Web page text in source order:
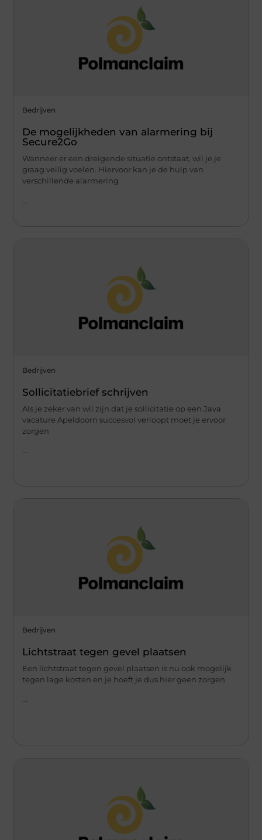
Bedrijven
De mogelijkheden van alarmering bij
Secure2Go
Wanneer er een dreigende situatie ontstaat, wil je je
graag veilig voelen. Hiervoor kan je de hulp van
verschillende alarmering
Bedrijven
Sollicitatiebrief schrijven
Als je zeker van wil zijn dat je sollicitatie op een Java
vacature Apeldoorn succesvol verloopt moet je ervoor
zorgen
Bedrijven
Lichtstraat tegen gevel plaatsen
Een lichtstraat tegen gevel plaatsen is nu ook mogelijk
tegen lage kosten en je hoeft je dus hier geen zorgen
...